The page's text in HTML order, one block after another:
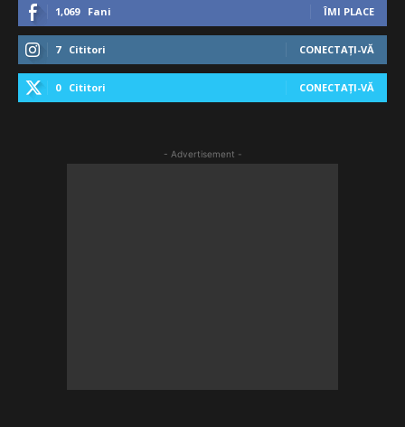
1,069 Fani ÎMI PLACE
7 Cititori CONECTAȚI-VĂ
0 Cititori CONECTAȚI-VĂ
- Advertisement -